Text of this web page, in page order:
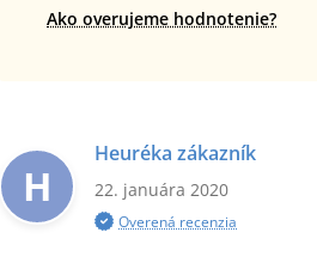
Ako overujeme hodnotenie?
H
Heuréka zákazník
22. januára 2020
Overená recenzia